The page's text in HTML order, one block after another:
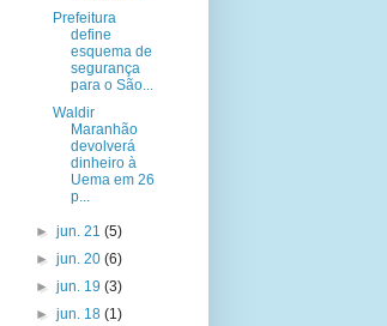
Prefeitura
define
esquema de
segurança
para o São...
Waldir
Maranhão
devolverá
dinheiro à
Uema em 26
p...
► jun. 21 (5)
► jun. 20 (6)
► jun. 19 (3)
► jun. 18 (1)